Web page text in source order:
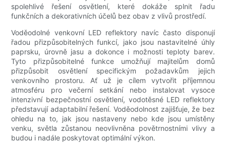
spolehlivé řešení osvětlení, které dokáže splnit řadu
funkčních a dekorativních účelů bez obav z vlivů prostředí.
Voděodolné venkovní LED reflektory navíc často disponují
řadou přizpůsobitelných funkcí, jako jsou nastavitelné úhly
paprsku, úrovně jasu a dokonce i možnosti teploty barev.
Tyto přizpůsobitelné funkce umožňují majitelům domů
přizpůsobit osvětlení specifickým požadavkům jejich
venkovního prostoru. Ať už je cílem vytvořit příjemnou
atmosféru pro večerní setkání nebo instalovat vysoce
intenzivní bezpečnostní osvětlení, vodotěsné LED reflektory
představují adaptabilní řešení. Voděodolnost zajišťuje, že bez
ohledu na to, jak jsou nastaveny nebo kde jsou umístěny
venku, světla zůstanou neovlivněna povětrnostními vlivy a
budou i nadále poskytovat optimální výkon.